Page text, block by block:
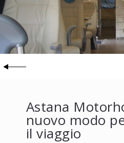
Astana
nuovo modo
il viaggio